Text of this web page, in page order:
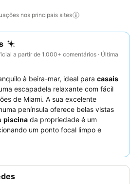
nos principais sites
a partir de 1.000+ comentários · Última
à beira-mar, ideal para casais
escapadela relaxante com fácil
de Miami. A sua excelente
península oferece belas vistas
piscina da propriedade é um
um ponto focal limpo e
como básicas. Para a melhor
um quarto com